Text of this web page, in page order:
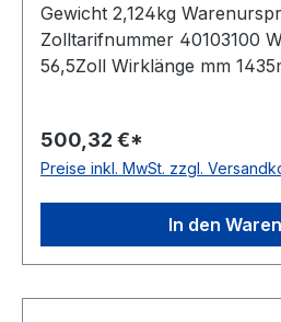
Gewicht 2,124kg
Zolltarifnummer 40103100
56,5Zoll Wirklänge mm
Zugstrang Polyester
Höhe 7,0mm
500,32 €*
Preise inkl. MwSt. zzgl.
In den